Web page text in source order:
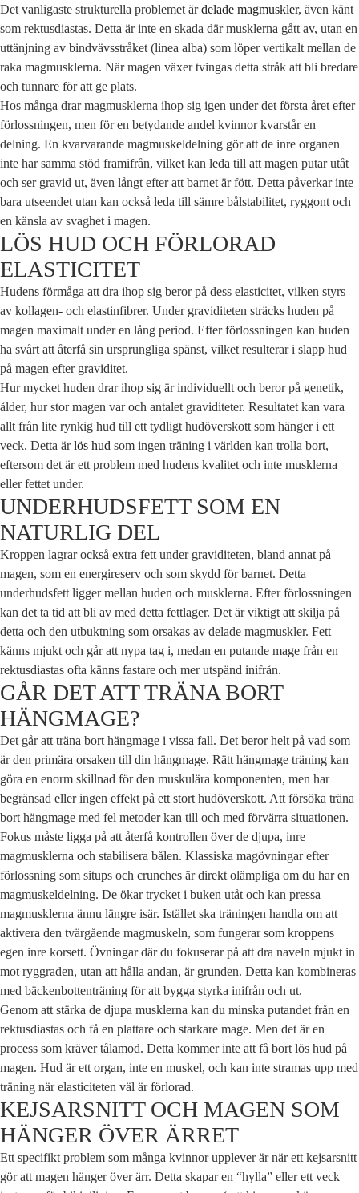
Det vanligaste strukturella problemet ärdelade magmuskler, även känt
som rektusdiastas. Detta är inte en skada där musklerna gått av, utan en
uttänjning av bindvävsstråket (linea alba) som löper vertikalt mellan de
raka magmusklerna. När magen växer tvingas detta stråk att bli bredare
och tunnare för att ge plats.
Hos många drar magmusklerna ihop sig igen under det första året efter
förlossningen, men för en betydande andel kvinnor kvarstår en
delning. En kvarvarande magmuskeldelning gör att de inre organen
inte har samma stöd framifrån, vilket kan leda till att magen putar utåt
och ser gravid ut, även långt efter att barnet är fött. Detta påverkar inte
bara utseendet utan kan också leda till sämre bålstabilitet, ryggont och
en känsla av svaghet i magen.
LÖS HUD OCH FÖRLORAD
ELASTICITET
Hudens förmåga att dra ihop sig beror på dess elasticitet, vilken styrs
av kollagen- och elastinfibrer. Under graviditeten sträcks huden på
magen maximalt under en lång period. Efter förlossningen kan huden
ha svårt att återfå sin ursprungliga spänst, vilket resulterar i slapp hud
på magen efter graviditet.
Hur mycket huden drar ihop sig är individuellt och beror på genetik,
ålder, hur stor magen var och antalet graviditeter. Resultatet kan vara
allt från lite rynkig hud till ett tydligt hudöverskott som hänger i ett
veck. Detta ärlös hud som ingen träning i världen kan trolla bort,
eftersom det är ett problem med hudens kvalitet och inte musklerna
eller fettet under.
UNDERHUDSFETT SOM EN
NATURLIG DEL
Kroppen lagrar också extra fett under graviditeten, bland annat på
magen, som en energireserv och som skydd för barnet. Detta
underhudsfett ligger mellan huden och musklerna. Efter förlossningen
kan det ta tid att bli av med detta fettlager. Det är viktigt att skilja på
detta och den utbuktning som orsakas av delade magmuskler. Fett
känns mjukt och går att nypa tag i, medan en putande mage från en
rektusdiastas ofta känns fastare och mer utspänd inifrån.
GÅR DET ATT TRÄNA BORT
HÄNGMAGE?
Det går att träna bort hängmage i vissa fall. Det beror helt på vad som
är den primära orsaken till din hängmage. Rätt hängmage träning kan
göra en enorm skillnad för den muskulära komponenten, men har
begränsad eller ingen effekt på ett stort hudöverskott. Att försöka träna
bort hängmage med fel metoder kan till och med förvärra situationen.
Fokus måste ligga på att återfå kontrollen över de djupa, inre
magmusklerna och stabilisera bålen. Klassiska magövningar efter
förlossning som situps och crunches är direkt olämpliga om du har en
magmuskeldelning. De ökar trycket i buken utåt och kan pressa
magmusklerna ännu längre isär. Istället ska träningen handla om att
aktivera den tvärgående magmuskeln, som fungerar som kroppens
egen inre korsett. Övningar där du fokuserar på att dra naveln mjukt in
mot ryggraden, utan att hålla andan, är grunden. Detta kan kombineras
med bäckenbottenträning för att bygga styrka inifrån och ut.
Genom att stärka de djupa musklerna kan du minska putandet från en
rektusdiastas och få en plattare och starkare mage. Men det är en
process som kräver tålamod. Detta kommer inte att få bort lös hud på
magen. Hud är ett organ, inte en muskel, och kan inte stramas upp med
träning när elasticiteten väl är förlorad.
KEJSARSNITT OCH MAGEN SOM
HÄNGER ÖVER ÄRRET
Ett specifikt problem som många kvinnor upplever är när ett kejsarsnitt
gör att magen hänger över ärr. Detta skapar en “hylla” eller ett veck